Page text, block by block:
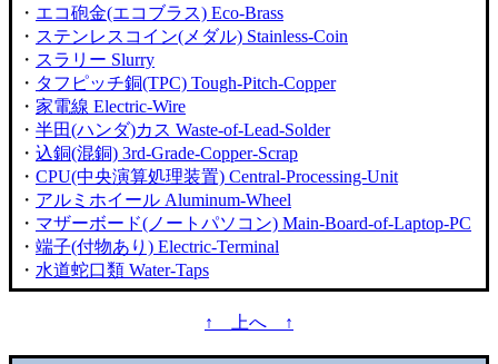
・ エコ砲金(エコブラス) Eco-Brass
・ ステンレスコイン(メダル) Stainless-Coin
・ スラリー Slurry
・ タフピッチ銅(TPC) Tough-Pitch-Copper
・ 家電線 Electric-Wire
・ 半田(ハンダ)カス Waste-of-Lead-Solder
・ 込銅(混銅) 3rd-Grade-Copper-Scrap
・ CPU(中央演算処理装置) Central-Processing-Unit
・ アルミホイール Aluminum-Wheel
・ マザーボード(ノートパソコン) Main-Board-of-Laptop-PC
・ 端子(付物あり) Electric-Terminal
・ 水道蛇口類 Water-Taps
↑ 上へ ↑